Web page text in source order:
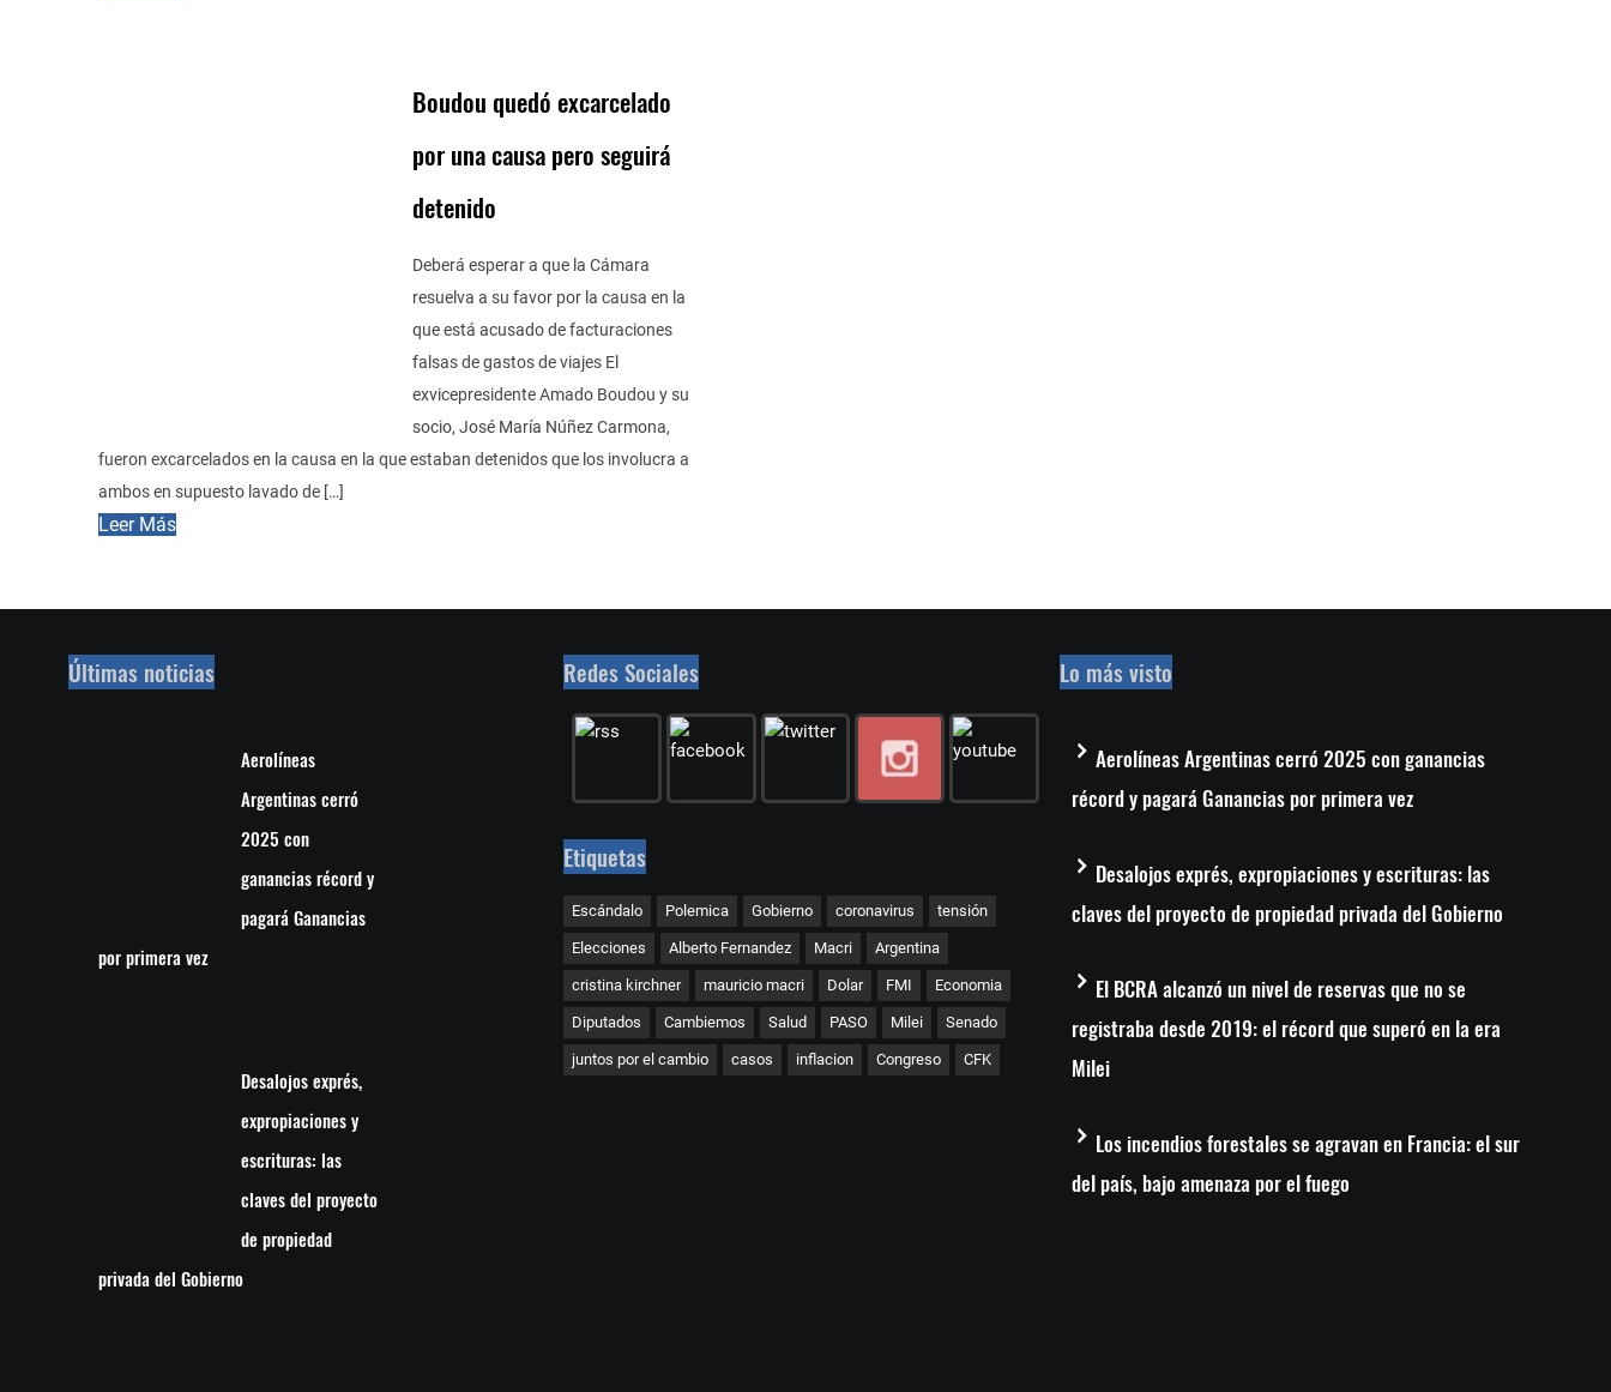
Boudou quedó excarcelado
por una causa pero seguirá
detenido
Deberá esperar a que la Cámara
resuelva a su favor por la causa en la
que está acusado de facturaciones
falsas de gastos de viajes El
exvicepresidente Amado Boudou y su
socio, José María Núñez Carmona,
fueron excarcelados en la causa en la que estaban detenidos que los involucra a
ambos en supuesto lavado de […]
Leer Más
Últimas noticias
Aerolíneas
Argentinas cerró
2025 con
ganancias récord y
pagará Ganancias
por primera vez
Desalojos exprés,
expropiaciones y
escrituras: las
claves del proyecto
de propiedad
privada del Gobierno
Redes Sociales
Etiquetas
Escándalo Polemica Gobierno coronavirus tensión
Elecciones Alberto Fernandez Macri Argentina
cristina kirchner mauricio macri Dolar FMI Economia
Diputados Cambiemos Salud PASO Milei Senado
juntos por el cambio casos inflacion Congreso CFK
Lo más visto
Aerolíneas Argentinas cerró 2025 con ganancias
récord y pagará Ganancias por primera vez
Desalojos exprés, expropiaciones y escrituras: las
claves del proyecto de propiedad privada del Gobierno
El BCRA alcanzó un nivel de reservas que no se
registraba desde 2019: el récord que superó en la era
Milei
Los incendios forestales se agravan en Francia: el sur
del país, bajo amenaza por el fuego